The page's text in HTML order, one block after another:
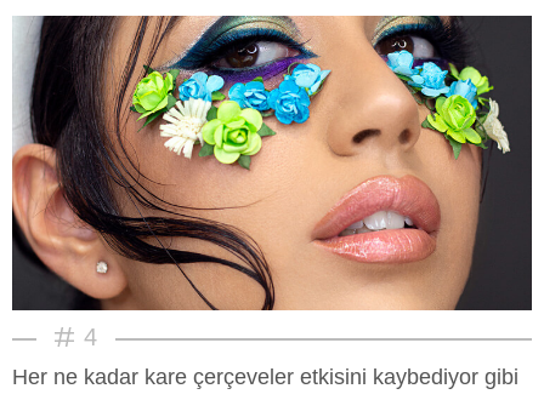
4
Her ne kadar kare çerçeveler etkisini kaybediyor gibi